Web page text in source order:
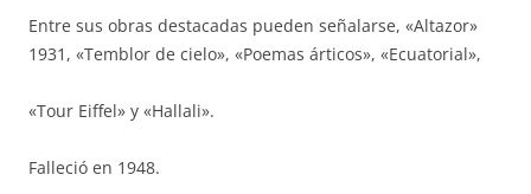
Entre sus obras destacadas pueden señalarse, «Altazor»
1931, «Temblor de cielo», «Poemas árticos», «Ecuatorial»,
«Tour Eiffel» y «Hallali».
Falleció en 1948.